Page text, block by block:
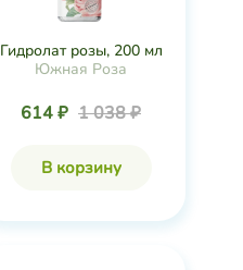
Гидролат розы, 200 мл
Южная Роза
614 ₽ 1 038 ₽
В корзину